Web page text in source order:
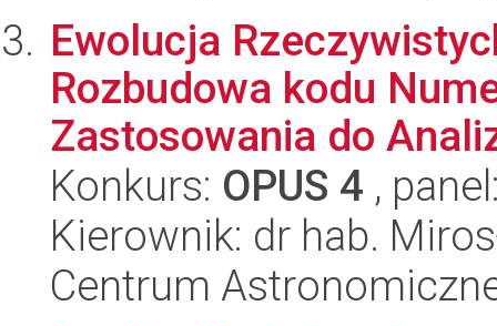
Ewolucja
Rozbudowa kodu
Zastosowania do
Konkurs: OPUS 4 ,
Kierownik: dr hab.
Centrum